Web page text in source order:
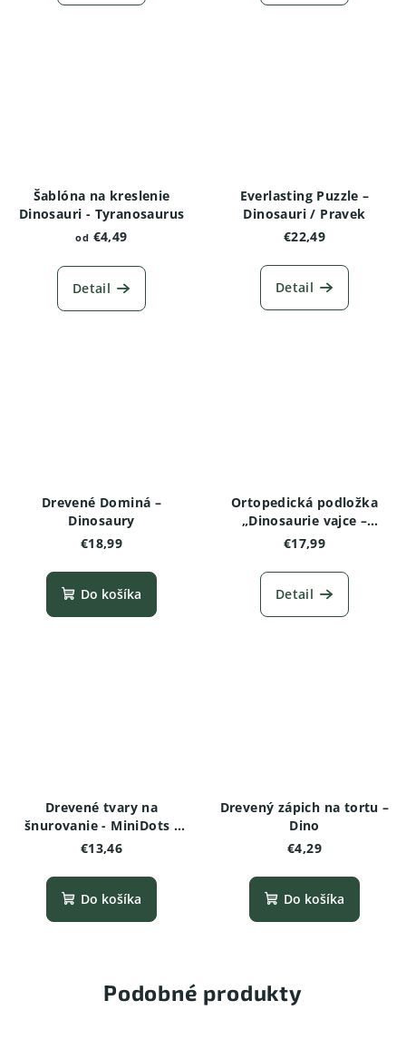
Šablóna na kreslenie
Dinosauri - Tyranosaurus
od €4,49
Detail
Everlasting Puzzle –
Dinosauri / Pravek
€22,49
Detail
Drevené Dominá –
Dinosaury
€18,99
Do košíka
Ortopedická podložka
„Dinosaurie vajce –
mäkká“ (1 ks)
€17,99
Detail
Drevené tvary na
šnurovanie - MiniDots -
Dinosaurus
€13,46
Do košíka
Drevený zápich na tortu –
Dino
€4,29
Do košíka
Podobné produkty